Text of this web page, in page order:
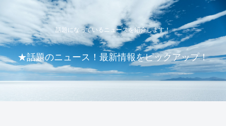
話題になっているニュースを紹介します！
★話題のニュース！最新情報をピックアップ！